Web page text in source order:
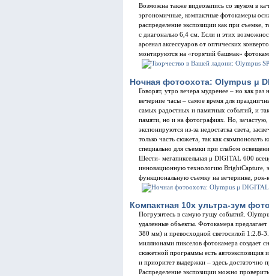
Возможна также видеозапись со звуком в
эргономичные, компактные фотокамеры
распределение экспозиции как при
с диагональю 6,4 см. Если и этих
арсенал аксессуаров от оптических
монтируются на «горячий башмак»
Ночная фотоохота: Olympus μ
Говорят, утро вечера мудренее – но как
вечерние часы – самое время для
самых радостных и памятных событий, и
памяти, но и на фотографиях. Но,
экспонируются из-за недостатка света,
только часть сюжета, так как
специально для съемки при слабом
Шести- мегапиксельная μ DIGITAL 600
инновационную технологию BrightCapture,
функциональную съемку на вечеринке,
Компактная 10x ультра-зум
Погрузитесь в самую гущу событий.
удаленные объекты. Фотокамера
380 мм) и превосходной светосилой 1:2.8-
миллионами пикселов фотокамера
сюжетной программы есть автоэкспозиция
и приоритет выдержки – здесь достаточно
Распределение экспозиции можно